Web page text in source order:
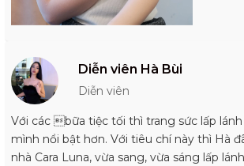
Diễn viên Hà Bùi
Diễn viên
Với các bữa tiệc tối thì trang sức lấp
mình nổi bật hơn. Với tiêu chí này thì Hà
nhà Cara Luna, vừa sang, vừa sáng lấp